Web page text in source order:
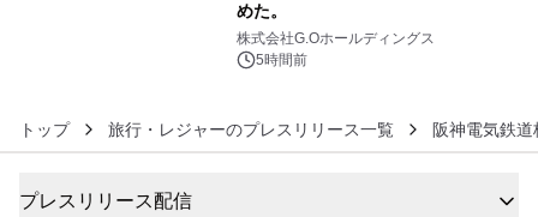
めた。
株式会社G.Oホールディングス
5時間前
トップ 旅行・レジャーのプレスリリース一覧 阪神電気鉄
プレスリリース配信